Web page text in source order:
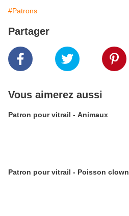
#Patrons
Partager
Vous aimerez aussi
Patron pour vitrail - Animaux
Patron pour vitrail - Poisson clown